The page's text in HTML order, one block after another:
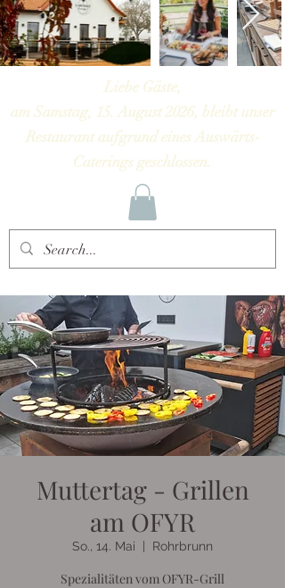
Liebe Gäste,
am Samstag, 15. August 2026, bleibt unser
Restaurant aufgrund eines Auswärts-
Caterings geschlossen.
Muttertag - Grillen
am OFYR
So., 14. Mai Rohrbrunn
Spezialitäten vom OFYR-Grill